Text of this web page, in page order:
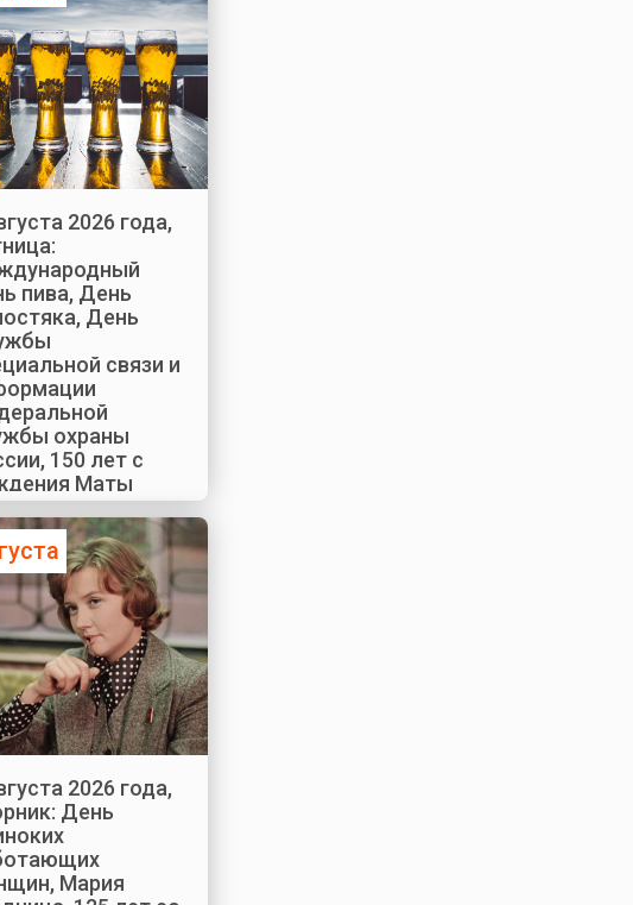
2026 года,
пива, День
День
связи и
охраны
150 лет с
Маты
2026 года,
День
Мария